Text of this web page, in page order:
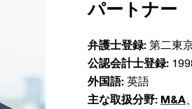
パートナー
弁護士登録: 第二東
公認会計士登録:
外国語: 英語
主な取扱分野: M&A